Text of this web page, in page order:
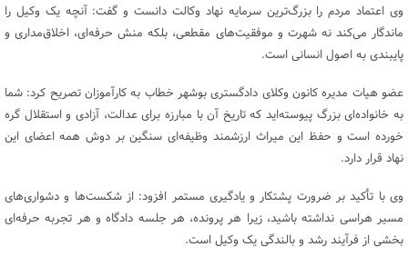
وی اعتماد مردم را بزرگ‌ترین سرمایه نهاد وکالت دانست و گفت: آنچه یک وکیل را
ماندگار می‌کند نه شهرت و موفقیت‌های مقطعی، بلکه منش حرفه‌ای، اخلاق‌مداری و
پایبندی به اصول انسانی است.
عضو هیات مدیره کانون وکلای دادگستری بوشهر خطاب به کارآموزان تصریح کرد: شما
به خانواده‌ای بزرگ پیوسته‌اید که تاریخ آن با مبارزه برای عدالت، آزادی و استقلال گره
خورده است و حفظ این میراث ارزشمند وظیفه‌ای سنگین بر دوش همه اعضای این
نهاد قرار دارد.
وی با تأکید بر ضرورت پشتکار و یادگیری مستمر افزود: از شکست‌ها و دشواری‌های
مسیر هراسی نداشته باشید، زیرا هر پرونده، هر جلسه دادگاه و هر تجربه حرفه‌ای
بخشی از فرآیند رشد و بالندگی یک وکیل است.